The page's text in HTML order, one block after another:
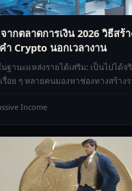
ากตลาดการเงิน 2026 วิธีสร้
ำ Crypto นอกเวลางาน
ฐานะแหล่งรายได้เสริม: เป็นไปได้จ
อย ๆ หลายคนมองหาช่องทางสร้างร
Income